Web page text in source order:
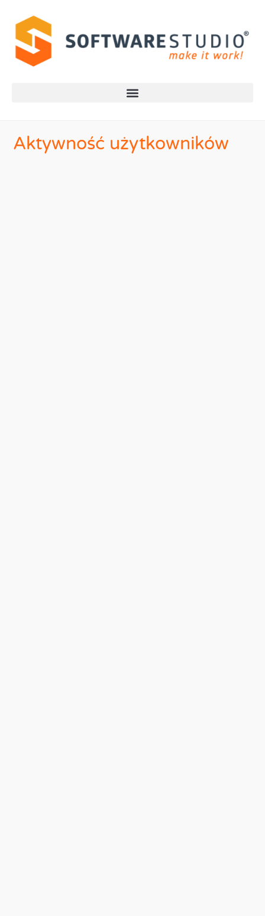
Aktywność użytkowników